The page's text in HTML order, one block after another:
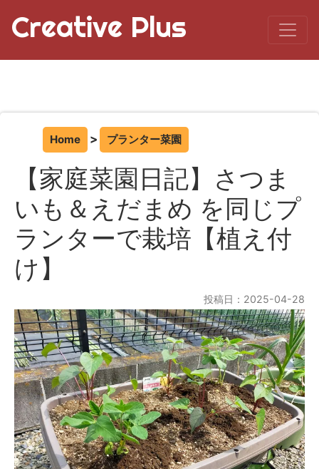
Creative Plus
Home プランター菜園
【家庭菜園日記】さつま
いも＆えだまめ を同じプ
ランターで栽培【植え付
け】
投稿日：2025-04-28